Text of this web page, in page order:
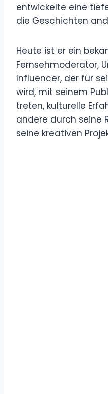
entwickelte eine
die Geschichten
Heute ist er ein
Fernsehmoderator,
Influencer, der für
wird, mit seinem
treten, kulturelle
andere durch seine
seine kreativen